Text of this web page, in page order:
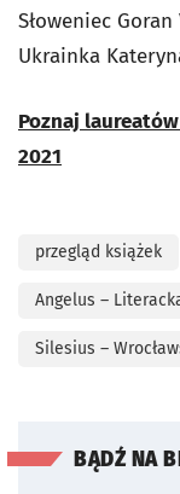
Słoweniec
Ukrainka
Poznaj
2021
przegląd książek
Angelus –
Silesius –
BĄDŹ NA